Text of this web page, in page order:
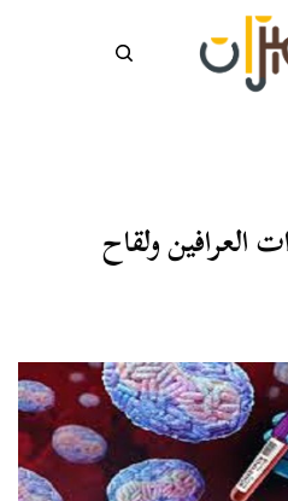
العرافين ولقاح